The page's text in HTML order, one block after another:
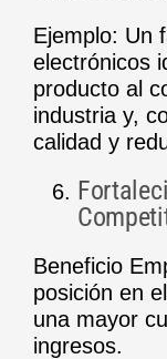
Ejemplo: Un
electrónicos
producto al
industria y,
calidad y
Beneficio
posición en
una mayor
ingresos.